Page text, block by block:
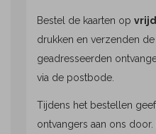
Bestel de kaarten op
drukken en verzenden
geadresseerden
via de postbode.
Tijdens het bestellen
ontvangers aan ons